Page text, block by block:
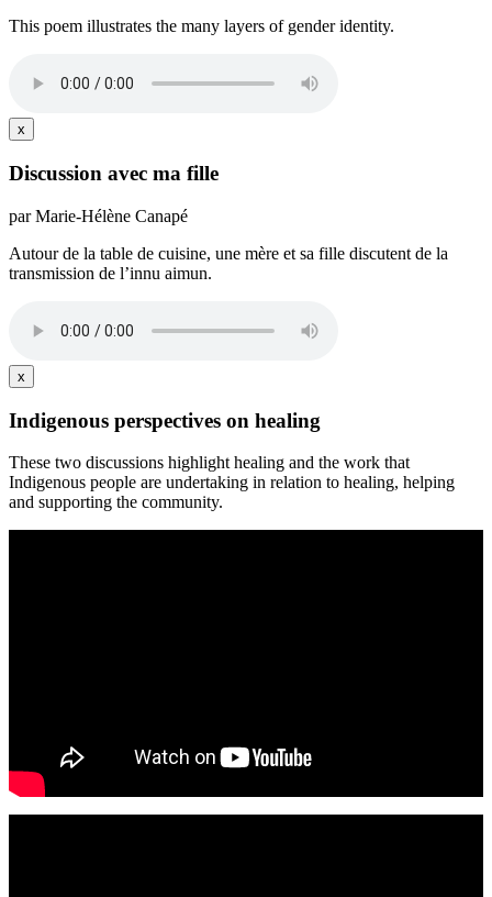
This poem illustrates the many layers of gender identity.
x
Discussion avec ma fille
par Marie-Hélène Canapé
Autour de la table de cuisine, une mère et sa fille discutent de la
transmission de l’innu aimun.
x
Indigenous perspectives on healing
These two discussions highlight healing and the work that
Indigenous people are undertaking in relation to healing, helping
and supporting the community.